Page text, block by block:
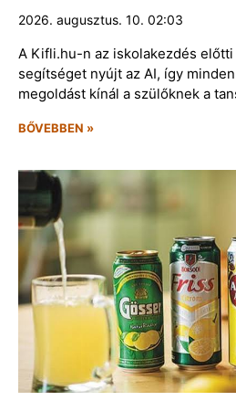
2026. augusztus. 10. 02:03
A Kifli.hu-n az iskolakezdés
segítséget nyújt az AI, így
megoldást kínál a szülőknek a
BŐVEBBEN »